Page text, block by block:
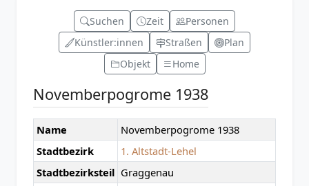
Suchen Zeit
Personen
Künstler:innen
Straßen
Plan
Objekt
Home
Novemberpogrome 1938
Name
Novemberpogrome 1938
Stadtbezirk
1. Altstadt-Lehel
Stadtbezirksteil Graggenau